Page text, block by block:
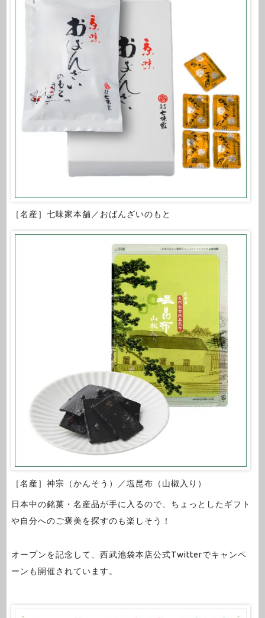
［名産］七味家本舗／おばんざいのもと
［名産］神宗（かんそう）／塩昆布（山椒入り）
日本中の銘菓・名産品が手に入るので、ちょっとしたギフト
や自分へのご褒美を探すのも楽しそう！
オープンを記念して、西武池袋本店公式Twitterでキャンペ
ーンも開催されています。